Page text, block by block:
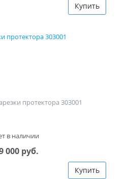
Купить
протектора 303001
в наличии
000 руб.
Купить